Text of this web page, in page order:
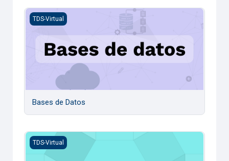
Bases de Datos
TDS-Virtual
Bases de Datos
Programación web orientada al usuario - Provisional
TDS-Virtual